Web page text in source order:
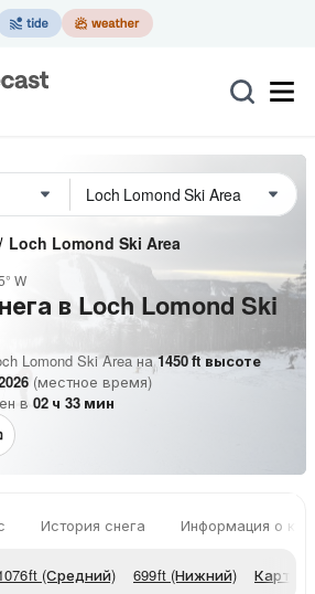
Loch Lomond Ski Area
W
в Loch Lomond Ski
Lomond Ski Area на 1450ftвысоте
(местное время)
в 02 ч 33 мин
История снега Информация о
ft (Средний) 699ft (Нижний) Карты